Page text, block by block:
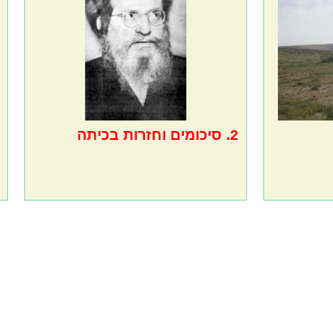
2. סיכומים וחזרות בכיתה